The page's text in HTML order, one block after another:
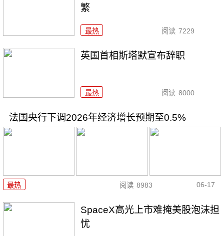
繁
最热 阅读 7229
英国首相斯塔默宣布辞职
最热 阅读 8000
法国央行下调2026年经济增长预期至0.5%
最热 阅读 8983 06-17
SpaceX高光上市难掩美股泡沫担
忧